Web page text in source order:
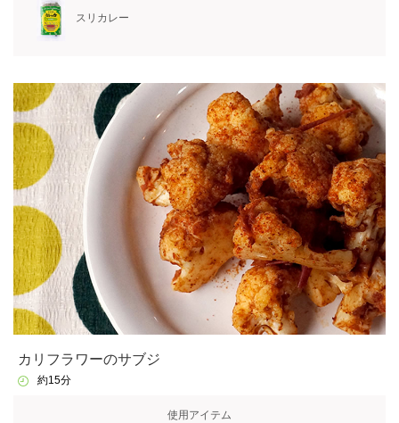
スリカレー
カリフラワーのサブジ
約15分
使用アイテム